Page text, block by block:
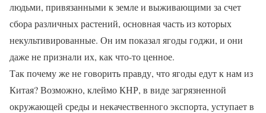
людьми, привязанными к земле и выживающими за счет
сбора различных растений, основная часть из которых
некультивированные. Он им показал ягоды годжи, и они
даже не признали их, как что-то ценное.
Так почему же не говорить правду, что ягоды едут к нам из
Китая? Возможно, клеймо КНР, в виде загрязненной
окружающей среды и некачественного экспорта, уступает в